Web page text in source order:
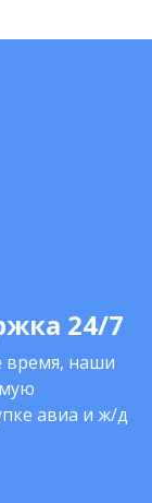
24/7
время, наши
авиа и ж/д